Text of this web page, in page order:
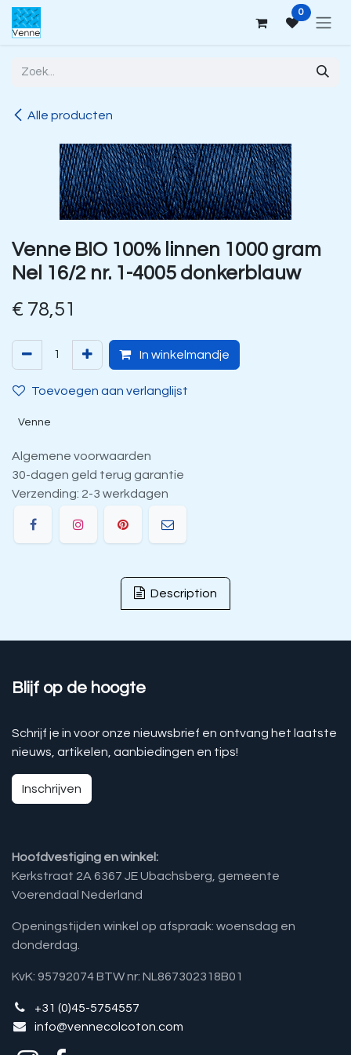
Overslaan naar inhoud 0
Alle producten
Venne BIO 100% linnen 1000 gram
Nel 16/2 nr. 1-4005 donkerblauw
€ 78,51
In winkelmandje
Toevoegen aan verlanglijst
Venne
Algemene voorwaarden
30-dagen geld terug garantie
Verzending: 2-3 werkdagen
Description
Blijf op de hoogte
Schrijf je in voor onze nieuwsbrief en ontvang het laatste
nieuws, artikelen, aanbiedingen en tips!
Inschrijven
Hoofdvestiging en winkel:
Kerkstraat 2A 6367 JE Ubachsberg, gemeente
Voerendaal Nederland
Openingstijden winkel op afspraak: woensdag en
donderdag.
KvK: 95792074 BTW nr: NL867302318B01
+31 (0)45-5754557
info@vennecolcoton.com